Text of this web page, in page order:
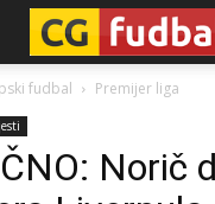
fudbal Premijer liga
Norič